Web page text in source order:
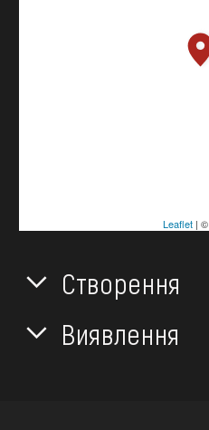
Leaflet| ©
Створення
Виявлення